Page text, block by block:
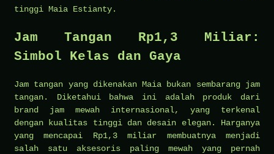
tinggi Maia Estianty.
Jam Tangan Rp1,3 Miliar:
Simbol Kelas dan Gaya
Jam tangan yang dikenakan Maia bukan sembarang jam
tangan. Diketahui bahwa ini adalah produk dari
brand jam mewah internasional, yang terkenal
dengan kualitas tinggi dan desain elegan. Harganya
yang mencapai Rp1,3 miliar membuatnya menjadi
salah satu aksesoris paling mewah yang pernah